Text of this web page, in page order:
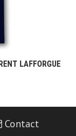
LAFFORGUE
Contact